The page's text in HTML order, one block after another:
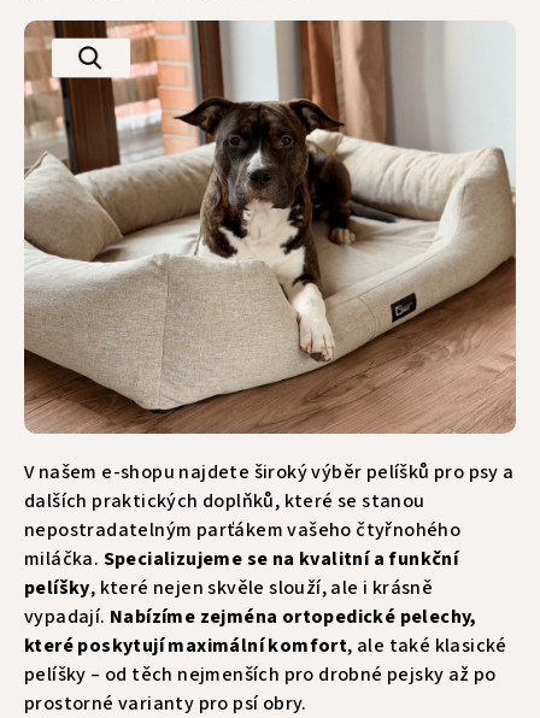
V našem e-shopu najdete široký výběr pelíšků pro psy a
dalších praktických doplňků, které se stanou
nepostradatelným parťákem vašeho čtyřnohého
miláčka. Specializujeme se na kvalitní a funkční
pelíšky, které nejen skvěle slouží, ale i krásně
vypadají. Nabízíme zejména ortopedické pelechy,
které poskytují maximální komfort, ale také klasické
pelíšky – od těch nejmenších pro drobné pejsky až po
prostorné varianty pro psí obry.